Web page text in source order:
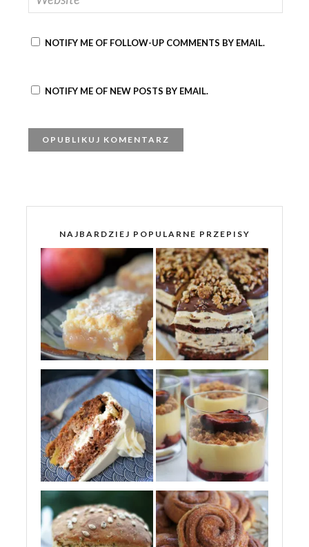
NOTIFY ME OF FOLLOW-UP COMMENTS BY EMAIL.
NOTIFY ME OF NEW POSTS BY EMAIL.
NAJBARDZIEJ POPULARNE PRZEPISY